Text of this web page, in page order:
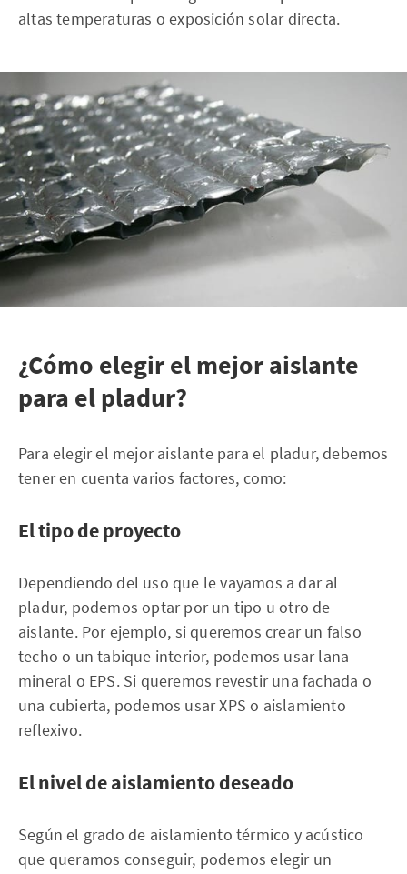
altas temperaturas o exposición solar directa.
¿Cómo elegir el mejor aislante
para el pladur?
Para elegir el mejor aislante para el pladur, debemos
tener en cuenta varios factores, como:
El tipo de proyecto
Dependiendo del uso que le vayamos a dar al
pladur, podemos optar por un tipo u otro de
aislante. Por ejemplo, si queremos crear un falso
techo o un tabique interior, podemos usar lana
mineral o EPS. Si queremos revestir una fachada o
una cubierta, podemos usar XPS o aislamiento
reflexivo.
El nivel de aislamiento deseado
Según el grado de aislamiento térmico y acústico
que queramos conseguir, podemos elegir un